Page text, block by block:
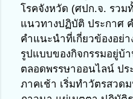
โรคจังหวัด (ศปก.จ. รวม
แนวทางปฏิบัติ ประกาศ
คำแนะนำที่เกี่ยวข้องอย่า
รูปแบบของกิจกรรมอยู่บ้
ตลอดพรรษาออนไลน์ ปร
ภาคเช้า เริ่มทำวัตรสวด